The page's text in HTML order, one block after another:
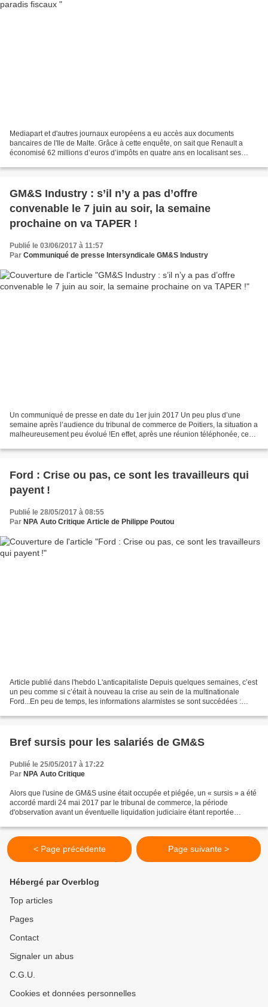
Mediapart et d'autres journaux européens a eu accès aux documents
bancaires de l'Ile de Malte. Grâce à cette enquête, on sait que Renault a
économisé 62 millions d’euros d’impôts en quatre ans en localisant ses
GM&S Industry : s’il n’y a pas d’offre
convenable le 7 juin au soir, la semaine
prochaine on va TAPER !
Publié le 03/06/2017 à 11:57
Par Communiqué de presse Intersyndicale GM&S Industry
Un communiqué de presse en date du 1er juin 2017 Un peu plus d’une
semaine après l’audience du tribunal de commerce de Poitiers, la situation a
malheureusement peu évolué !En effet, après une réunion téléphonée, ce
Ford : Crise ou pas, ce sont les travailleurs qui
payent !
Publié le 28/05/2017 à 08:55
Par NPA Auto Critique Article de Philippe Poutou
Article publié dans l'hebdo L'anticapitaliste Depuis quelques semaines, c’est
un peu comme si c’était à nouveau la crise au sein de la multinationale
Ford...En peu de temps, les informations alarmistes se sont succédées :
Bref sursis pour les salariés de GM&S
Publié le 25/05/2017 à 17:22
Par NPA Auto Critique
Alors que l'usine de GM&S usine était occupée et piégée, un « sursis » a été
accordé mardi 24 mai 2017 par le tribunal de commerce, la période
d'observation avant un éventuelle liquidation judiciaire étant reportée
< Page précédente Page suivante >
Hébergé par Overblog
Top articles
Pages
Contact
Signaler un abus
C.G.U.
Cookies et données personnelles